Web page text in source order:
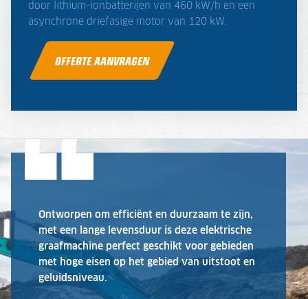
door lithium-ionbatterijen van 460 kW/h en een
asynchrone driefasige motor van 120 kW.
OFFERTE AANVRAGEN
Ontworpen om efficiënt en duurzaam te zijn,
met een lange levensduur is deze elektrische
graafmachine perfect geschikt voor gebieden
met hoge eisen op het gebied van uitstoot en
geluidsniveau.